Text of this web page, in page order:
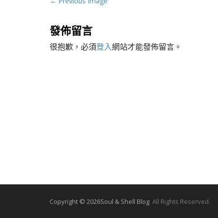
s
t
n
發佈留言
很抱歉，必須登入網站才能發佈留言。
Copyright © 2026Soul & Shell Blog. All Rights Reserved.